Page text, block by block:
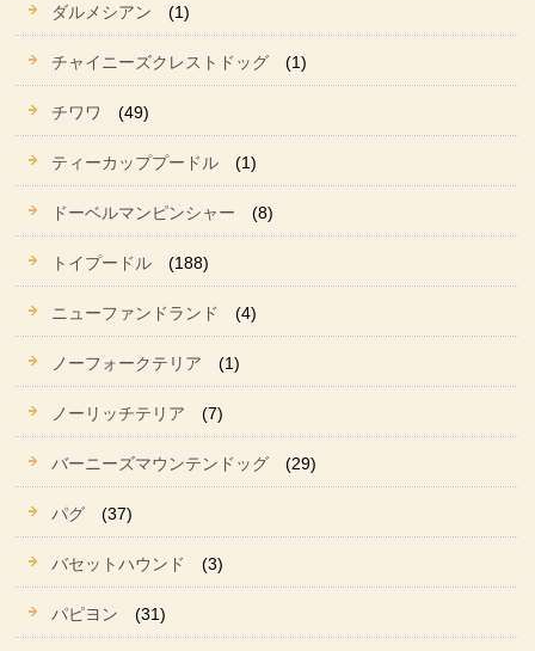
ダルメシアン (1)
チャイニーズクレストドッグ (1)
チワワ (49)
ティーカッププードル (1)
ドーベルマンピンシャー (8)
トイプードル (188)
ニューファンドランド (4)
ノーフォークテリア (1)
ノーリッチテリア (7)
バーニーズマウンテンドッグ (29)
パグ (37)
バセットハウンド (3)
パピヨン (31)